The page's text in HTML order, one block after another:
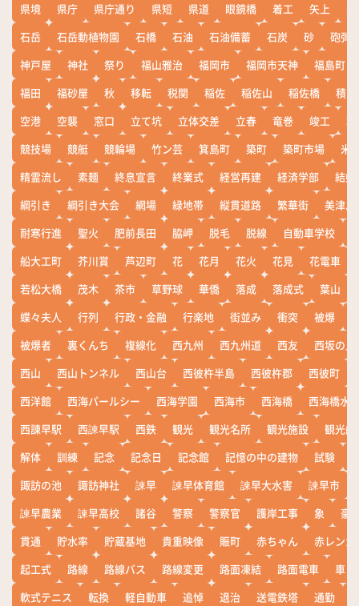
県境
県庁 県庁通り 県短 県道 眼鏡橋 着工 矢上
石岳
石岳動植物園 石橋 石油 石油備蓄 石炭 砂
砲弾
神戸屋
神社 祭り 福山雅治 福岡市 福岡市天神
福島町
福田
福砂屋 秋 移転 税関 稲佐 稲佐山 稲佐橋
積雪
空港
空襲 窓口 立て坑 立体交差 立春 竜巻 竣工
競技場
競艇 競輪場 竹ン芸 箕島町 築町 築町市場
米
精霊流し
素麺 終息宣言 終業式 経営再建 経済学部
結婚
綱引き
綱引き大会 網場 緑地帯 縦貫道路 繁華街
美津島
耐寒行進
聖火 肥前長田 脇岬 脱毛 脱線 自動車学校
船大工町
芥川賞 芦辺町 花 花月 花火 花見 花電車
若松大橋
茂木 茶市 草野球 華僑 落成 落成式 葉山
蝶々夫人
行列 行政・金融 行楽地 街並み 衝突 被爆
被爆者
裏くんち 複線化 西九州 西九州道 西友
西坂の丘
西山
西山トンネル 西山台 西彼杵半島 西彼杵郡 西彼町
西洋館
西海パールシー 西海学園 西海市 西海橋
西海橋水
西諌早駅
西諫早駅 西鉄 観光 観光名所 観光施設
観光船
解体
訓練 記念 記念日 記念館 記憶の中の建物 試験
諏訪の池
諏訪神社 諫早 諫早体育館 諫早大水害 諫早市
諫早農業
諫早高校 諸谷 警察 警察官 護岸工事 象
豪
貫通
貯水率 貯蔵基地 貴重映像 賑町 赤ちゃん
赤レンガ
起工式
路線 路線バス 路線変更 路面凍結 路面電車
車
軟式テニス
転換 軽自動車 追悼 退治 送電鉄塔 通勤